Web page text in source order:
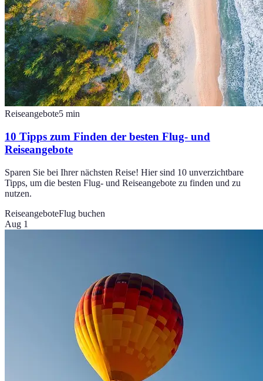
Reiseangebote5 min
10 Tipps zum Finden der besten Flug- und
Reiseangebote
Sparen Sie bei Ihrer nächsten Reise! Hier sind 10 unverzichtbare
Tipps, um die besten Flug- und Reiseangebote zu finden und zu
nutzen.
ReiseangeboteFlug buchen
Aug 1